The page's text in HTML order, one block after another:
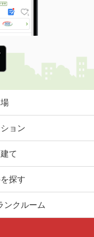
ョン
て
探す
ンクルーム